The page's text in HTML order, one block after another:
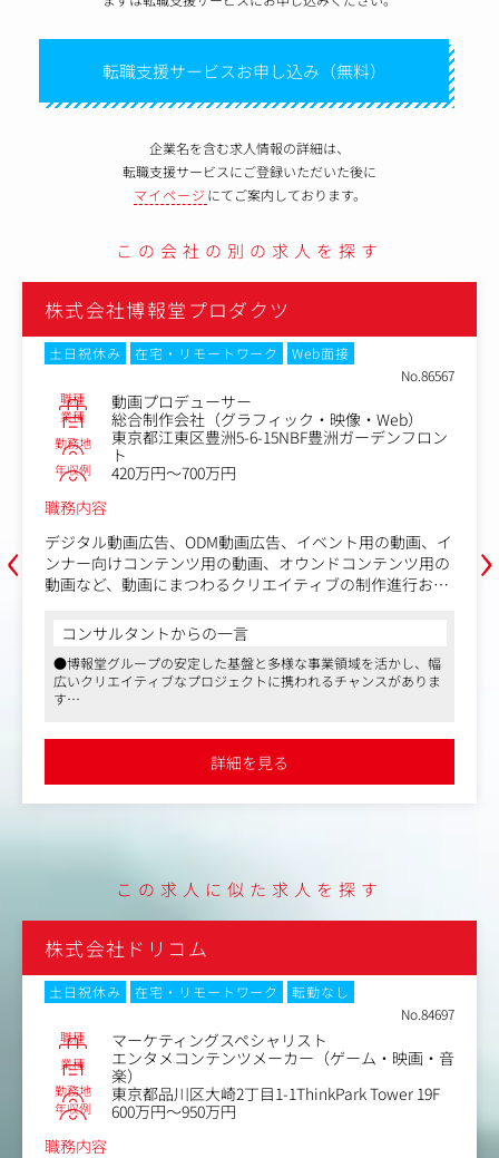
転職支援サービスお申し込み（無料）
企業名を含む求人情報の詳細は、
転職支援サービスにご登録いただいた後に
マイページ にてご案内しております。
この会社の別の求人を探す
‹
株式会社博報堂プロダクツ
土日祝休み 在宅・リモートワーク
Web面接
No.86567
職種 動画プロデューサー
業種 総合制作会社（グラフィック・映像・Web）
勤務地
東京都江東区豊洲5-6-15NBF豊洲ガーデンフロン
ト
年収例
420万円～700万円
職務内容
デジタル動画広告、ODM動画広告、イベント用の動画、イ
ンナー向けコンテンツ用の動画、オウンドコンテンツ用の
動画など、動画にまつわるクリエイティブの制作進行およ
※TVCMは別事業本部の担当となります。
・動画制作における新規業務獲得（グループ内外問わず）
・「動画」の制作全体のプロデュース業務全般
コンサルタントからの一言
●博報堂グループの安定した基盤と多様な事業領域を活かし、幅
広いクリエイティブなプロジェクトに携われるチャンスがありま
す
●最新技術やトレンドを取り入れたプロモーション設計に携わる
ことで、業界の最前線でスキルを磨くことができます
詳細を見る
›
この求人に似た求人を探す
株式会社ドリコム
土日祝休み 在宅・リモートワーク
転勤なし
No.84697
職種 マーケティングスペシャリスト
業種
エンタメコンテンツメーカー（ゲーム・映画・音
楽）
勤務地 東京都品川区大崎2丁目1-1ThinkPark Tower 19F
年収例
600万円～950万円
職務内容